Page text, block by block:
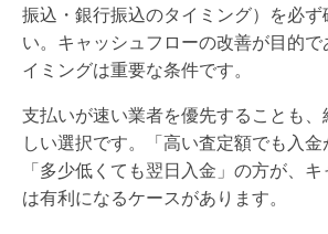
振込・銀行振込のタイミング）を必ず
い。キャッシュフローの改善が目的で
イミングは重要な条件です。
支払いが速い業者を優先することも
しい選択です。「高い査定額でも入金
「多少低くても翌日入金」の方が、
は有利になるケースがあります。